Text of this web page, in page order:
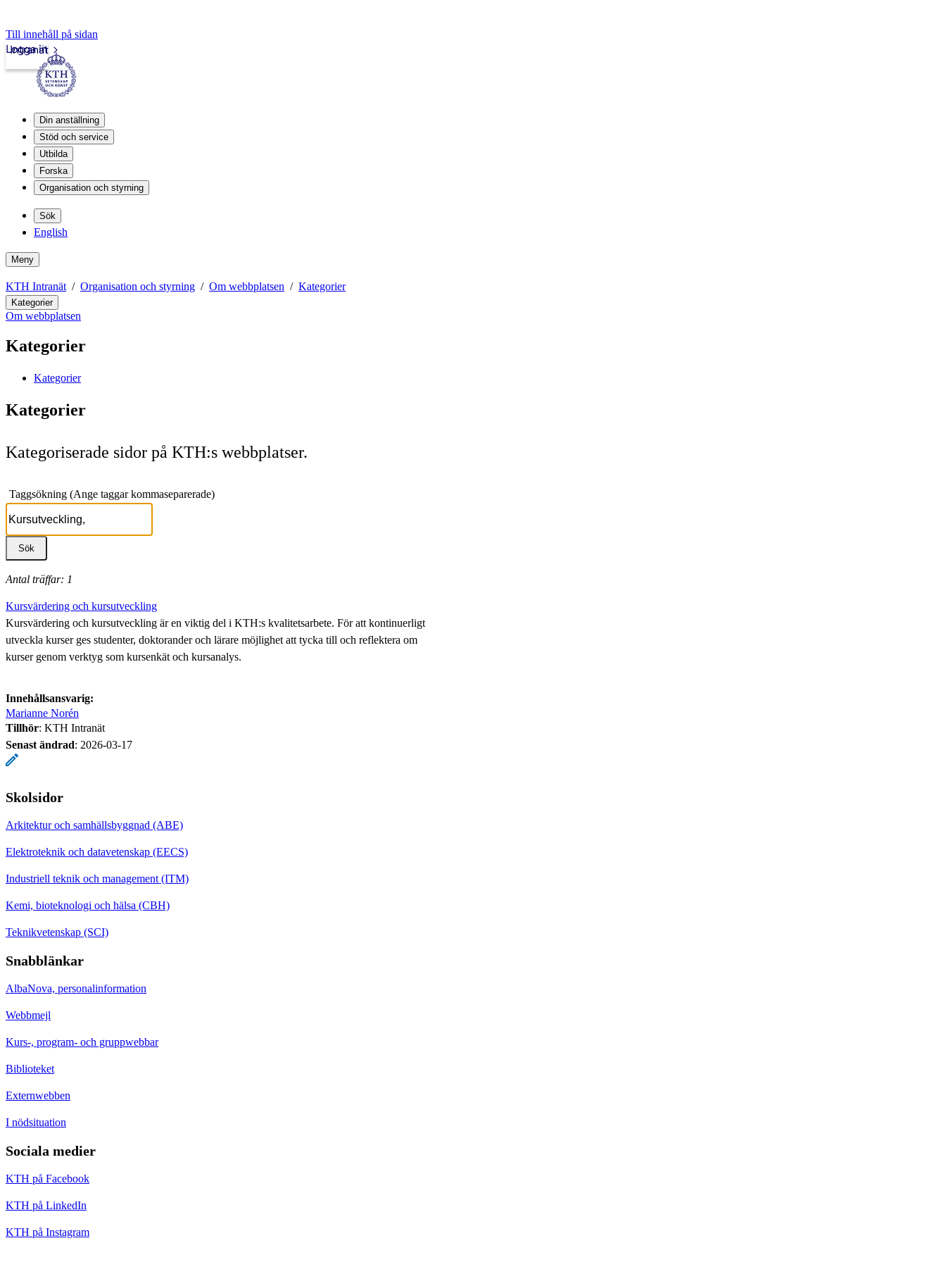
Till innehåll på sidan
Intranät
Logga in
Din anställning
Stöd och service
Utbilda
Forska
Organisation och styrning
Sök
English
Meny
KTH Intranät Organisation och styrning Om webbplatsen Kategorier
Kategorier
Om webbplatsen
Kategorier
Kategorier
Kategorier
Kategoriserade sidor på KTH:s webbplatser.
Taggsökning (Ange taggar kommaseparerade)
Antal träffar: 1
Kursvärdering och kursutveckling
Kursvärdering och kursutveckling är en viktig del i KTH:s kvalitetsarbete. För att kontinuerligt
utveckla kurser ges studenter, doktorander och lärare möjlighet att tycka till och reflektera om
kurser genom verktyg som kursenkät och kursanalys.
Innehållsansvarig:
Marianne Norén
Tillhör: KTH Intranät
Senast ändrad: 2026-03-17
Skolsidor
Arkitektur och samhällsbyggnad (ABE)
Elektroteknik och datavetenskap (EECS)
Industriell teknik och management (ITM)
Kemi, bioteknologi och hälsa (CBH)
Teknikvetenskap (SCI)
Snabblänkar
AlbaNova, personalinformation
Webbmejl
Kurs-, program- och gruppwebbar
Biblioteket
Externwebben
I nödsituation
Sociala medier
KTH på Facebook
KTH på LinkedIn
KTH på Instagram